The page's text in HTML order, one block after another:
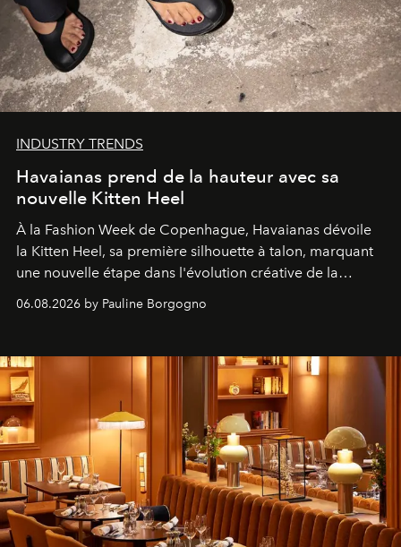
INDUSTRY TRENDS
Havaianas prend de la hauteur avec sa
nouvelle Kitten Heel
À la Fashion Week de Copenhague, Havaianas dévoile
la Kitten Heel, sa première silhouette à talon, marquant
une nouvelle étape dans l'évolution créative de la
06.08.2026 by Pauline Borgogno